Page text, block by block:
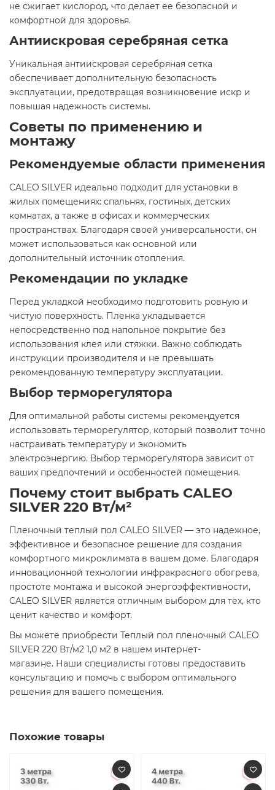
не сжигает кислород, что делает ее безопасной и
комфортной для здоровья.​
Антиискровая серебряная сетка
Уникальная антиискровая серебряная сетка
обеспечивает дополнительную безопасность
эксплуатации, предотвращая возникновение искр и
повышая надежность системы.​
Советы по применению и
монтажу
Рекомендуемые области применения
CALEO SILVER идеально подходит для установки в
жилых помещениях: спальнях, гостиных, детских
комнатах, а также в офисах и коммерческих
пространствах. Благодаря своей универсальности, он
может использоваться как основной или
дополнительный источник отопления.​
Рекомендации по укладке
Перед укладкой необходимо подготовить ровную и
чистую поверхность. Пленка укладывается
непосредственно под напольное покрытие без
использования клея или стяжки. Важно соблюдать
инструкции производителя и не превышать
рекомендованную температуру эксплуатации.​
Выбор терморегулятора
Для оптимальной работы системы рекомендуется
использовать терморегулятор, который позволит точно
настраивать температуру и экономить
электроэнергию. Выбор терморегулятора зависит от
ваших предпочтений и особенностей помещения.​
Почему стоит выбрать CALEO
SILVER 220 Вт/м²
Пленочный теплый пол CALEO SILVER — это надежное,
эффективное и безопасное решение для создания
комфортного микроклимата в вашем доме. Благодаря
инновационной технологии инфракрасного обогрева,
простоте монтажа и высокой энергоэффективности,
CALEO SILVER является отличным выбором для тех, кто
ценит качество и комфорт.​
Вы можете приобрести Теплый пол пленочный CALEO
SILVER 220 Вт/м2 1,0 м2 в нашем интернет-
магазине. Наши специалисты готовы предоставить
консультацию и помочь с выбором оптимального
решения для вашего помещения.​
Похожие товары